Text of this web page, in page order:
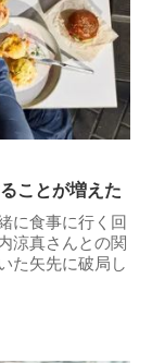
ことが増えた
に食事に行く回
涼真さんとの関
た矢先に破局し